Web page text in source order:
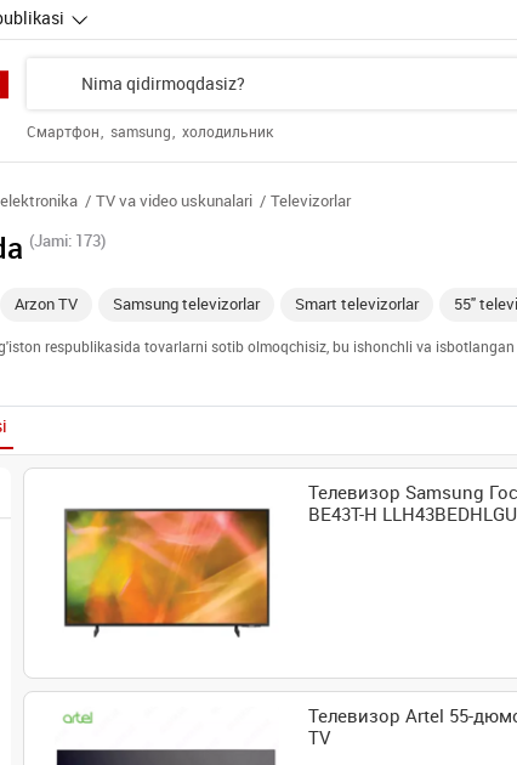
Смартфон samsung холодильник
TV va video uskunalari Televizorlar
(Jami: 173)
Arzon TV Samsung televizorlar Smart televizorlar 55"
respublikasida tovarlarni sotib olmoqchisiz, bu ishonchli va
Телевизор Samsung
BE43T-H
Телевизор Artel 55-
TV